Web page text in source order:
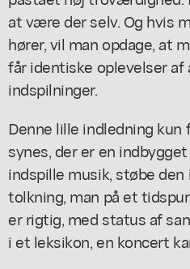
at være der selv. Og hvis
hører, vil man opdage, at
får identiske oplevelser
indspilninger.
Denne lille indledning kun
synes, der er en
indspille musik, støbe
tolkning, man på et
er rigtig, med status af
i et leksikon, en koncert